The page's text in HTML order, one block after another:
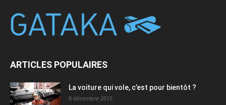
ARTICLES POPULAIRES
La voiture qui vole, c’est pour bientôt ?
8 décembre 2015